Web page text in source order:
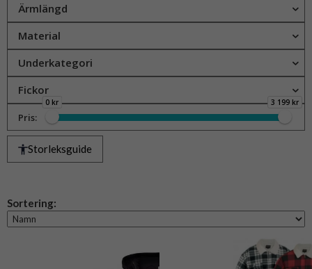
Ärmlängd
Material
Underkategori
Fickor
Pris:
0 kr 3 199 kr
Storleksguide
Sortering: